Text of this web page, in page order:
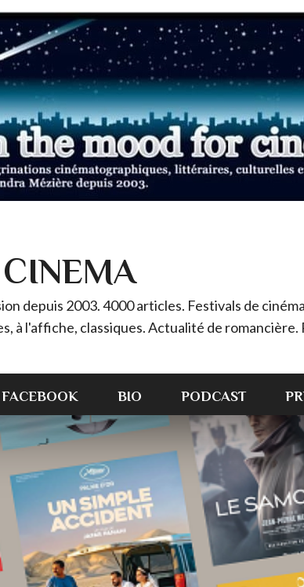
depuis 2003. 4000 articles. Festivals de
à l'affiche, classiques. Actualité de romancière.
FACEBOOK BIO PODCAST